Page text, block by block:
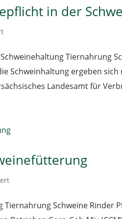
in der
Tiernahrung
Schweinhaltung ergeben
Landesamt für
Tiernahrung Schweine Rinder